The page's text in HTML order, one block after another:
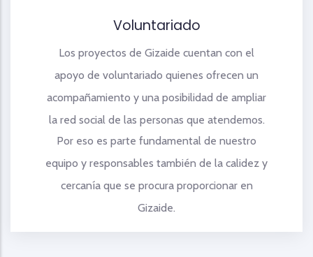
Voluntariado
Los proyectos de Gizaide cuentan con el
apoyo de voluntariado quienes ofrecen un
acompañamiento y una posibilidad de ampliar
la red social de las personas que atendemos.
Por eso es parte fundamental de nuestro
equipo y responsables también de la calidez y
cercanía que se procura proporcionar en
Gizaide.